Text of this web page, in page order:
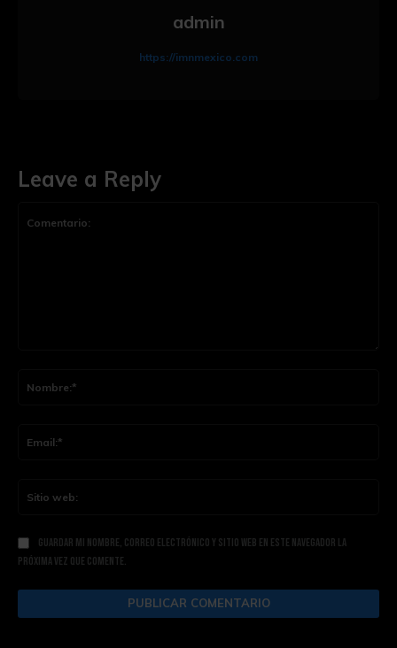
Leave a Reply
Guardar mi nombre, correo electrónico y sitio web en este navegador la
próxima vez que comente.
admin
https://imnmexico.com